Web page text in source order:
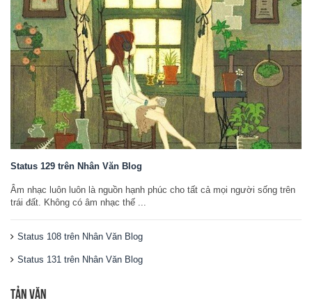
Status 129 trên Nhân Văn Blog
Âm nhạc luôn luôn là nguồn hạnh phúc cho tất cả mọi người sống trên
trái đất. Không có âm nhạc thế ...
Status 108 trên Nhân Văn Blog
Status 131 trên Nhân Văn Blog
TẢN VĂN